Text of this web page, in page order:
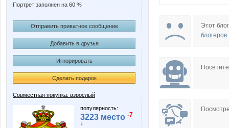
Портрет заполнен на 60 %
Отправить приватное сообщение
Добавить в друзья
Игнорировать
Сделать подарок
Совместная покупка: взрослый
популярность:
3223 место -7
↓
Annette
Dream86 Forseti
Этот
блогеров.